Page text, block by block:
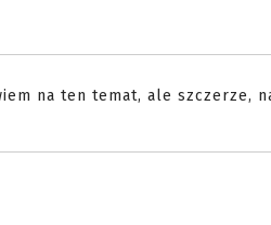
na ten temat, ale szczerze,